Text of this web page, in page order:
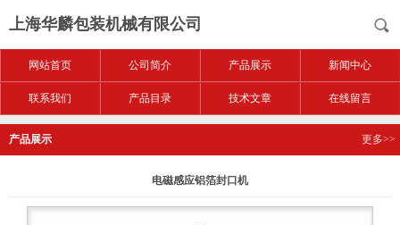
上海华麟包装机械有限公司
网站首页 公司简介 产品展示 新闻中心
联系我们 产品目录 技术文章 在线留言
产品展示 更多>>
电磁感应铝箔封口机